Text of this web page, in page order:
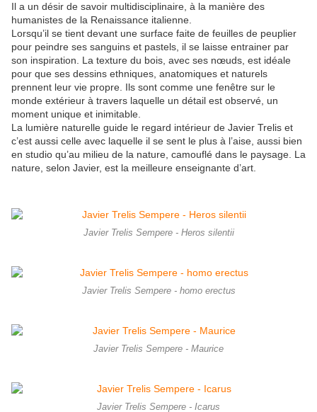
Il a un désir de savoir multidisciplinaire, à la manière des
humanistes de la Renaissance italienne.
Lorsqu’il se tient devant une surface faite de feuilles de peuplier
pour peindre ses sanguins et pastels, il se laisse entrainer par
son inspiration. La texture du bois, avec ses nœuds, est idéale
pour que ses dessins ethniques, anatomiques et naturels
prennent leur vie propre. Ils sont comme une fenêtre sur le
monde extérieur à travers laquelle un détail est observé, un
moment unique et inimitable.
La lumière naturelle guide le regard intérieur de Javier Trelis et
c’est aussi celle avec laquelle il se sent le plus à l’aise, aussi bien
en studio qu’au milieu de la nature, camouflé dans le paysage. La
nature, selon Javier, est la meilleure enseignante d’art.
Javier Trelis Sempere - Heros silentii
Javier Trelis Sempere - homo erectus
Javier Trelis Sempere - Maurice
Javier Trelis Sempere - Icarus